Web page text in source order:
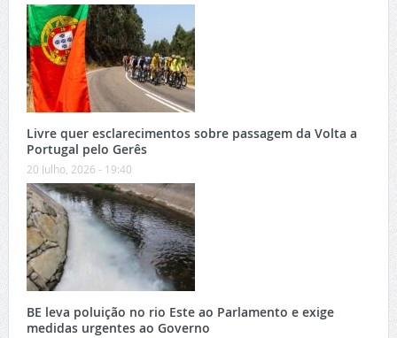
Livre quer esclarecimentos sobre passagem da Volta a
Portugal pelo Gerês
20 Julho, 2026 - 19:40
BE leva poluição no rio Este ao Parlamento e exige
medidas urgentes ao Governo